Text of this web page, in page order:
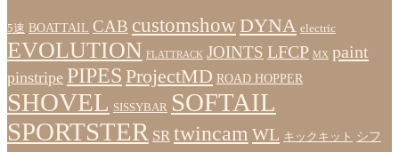
5速 BOATTAIL CAB customshow DYNA electric
EVOLUTION FLATTRACK JOINTS LFCP MX paint
pinstripe PIPES ProjectMD ROAD HOPPER
SHOVEL SISSYBAR SOFTAIL
SPORTSTER SR twincam WL キックキット シフ